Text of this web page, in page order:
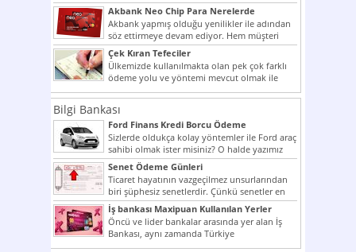
Akbank Neo Chip Para Nerelerde
Kullanılır?
Akbank yapmış olduğu yenilikler ile adından
söz ettirmeye devam ediyor. Hem müşteri
potansiyelini arttırmak hem...
Çek Kıran Tefeciler
Ülkemizde kullanılmakta olan pek çok farklı
ödeme yolu ve yöntemi mevcut olmak ile
beraber bunlar...
Bilgi Bankası
Ford Finans Kredi Borcu Ödeme
Sizlerde oldukça kolay yöntemler ile Ford araç
sahibi olmak ister misiniz? O halde yazımız
ilginizi...
Senet Ödeme Günleri
Ticaret hayatının vazgeçilmez unsurlarından
biri şüphesiz senetlerdir. Çünkü senetler en
çok kullanılan ödeme araçlarıdır. Taksitler...
İş bankası Maxipuan Kullanılan Yerler
Öncü ve lider bankalar arasında yer alan İş
Bankası, aynı zamanda Türkiye
Cumhuriyeti’nin ilk milli...